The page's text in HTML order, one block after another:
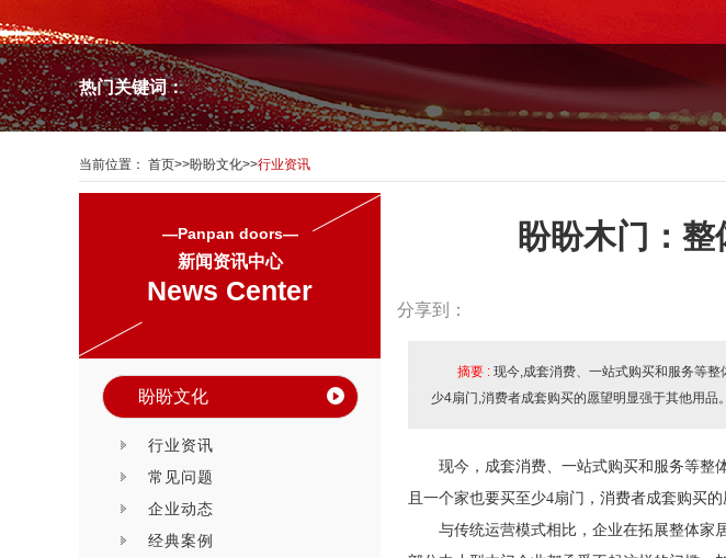
热门关键词：
当前位置： 首页>>盼盼文化>>行业资讯
—Panpan doors—
新闻资讯中心
News Center
盼盼文化
行业资讯
常见问题
企业动态
经典案例
盼盼木门：
分享到：
摘要 : 现今,成套消费、一站式购买和服务等
少4扇门,消费者成套购买的愿望明显强于其他用品。
现今，成套消费、一站式购买和服务等整
且一个家也要买至少4扇门，消费者成套购买的
与传统运营模式相比，企业在拓展整体家